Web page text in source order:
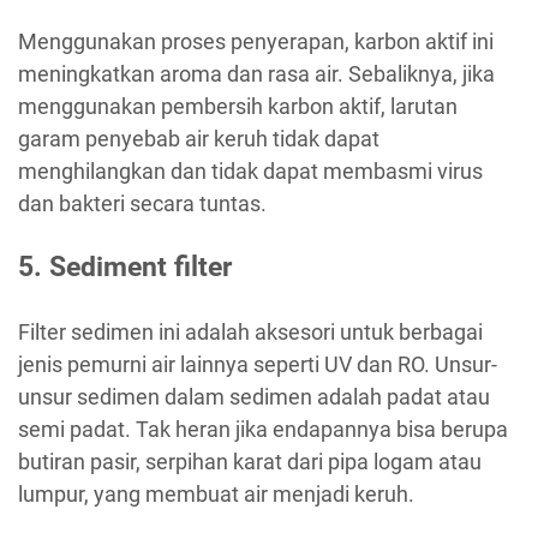
Menggunakan proses penyerapan, karbon aktif ini
meningkatkan aroma dan rasa air. Sebaliknya, jika
menggunakan pembersih karbon aktif, larutan
garam penyebab air keruh tidak dapat
menghilangkan dan tidak dapat membasmi virus
dan bakteri secara tuntas.
5. Sediment filter
Filter sedimen ini adalah aksesori untuk berbagai
jenis pemurni air lainnya seperti UV dan RO. Unsur-
unsur sedimen dalam sedimen adalah padat atau
semi padat. Tak heran jika endapannya bisa berupa
butiran pasir, serpihan karat dari pipa logam atau
lumpur, yang membuat air menjadi keruh.